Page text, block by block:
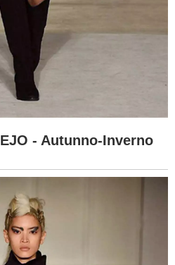
- Autunno-Inverno